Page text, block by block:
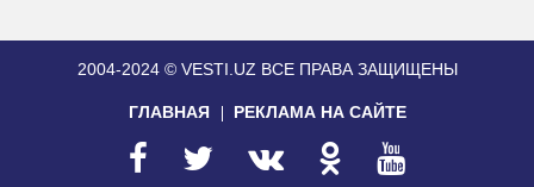
2004-2024 © VESTI.UZ ВСЕ ПРАВА ЗАЩИЩЕНЫ
ГЛАВНАЯ РЕКЛАМА НА САЙТЕ